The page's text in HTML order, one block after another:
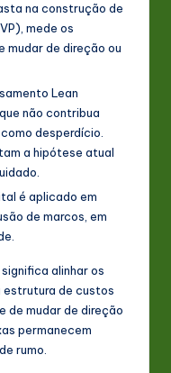
na construção de
mede os
mudar de direção ou
Lean
não contribua
desperdício.
a hipótese atual
é aplicado em
de marcos, em
alinhar os
estrutura de custos
de mudar de direção
permanecem
rumo.